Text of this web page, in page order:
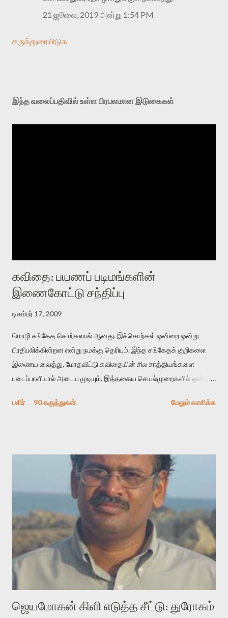
21 ஜூலை, 2019 அன்று 1:54 PM
கருத்துரையிடுக
இந்த வலைப்பதிவில் உள்ள பிரபலமான இடுகைகள்
கவிதை: பயணப் படிமங்களின்
இணைகோட்டு சந்திப்பு
டிசம்பர் 17, 2009
மொழி சங்கேத சொற்களால் ஆனது. இச்சொற்கள் ஒன்றை ஒன்று
பிரதிபலிக்கின்றன என்று நமக்கு தெரியும். இந்த சங்கேதக் குறிகளை
இணைய வைத்து, மோதவிட்டு கவிதையின் சில சாத்தியங்களை
படைப்பாளியால் அடைய முடியும். இத்தகைய செயல்முறைகளில் ஒன்றை
காலத்தில் ஜாலவித்தைக்காரர்கள் வந்து போன பின் அவர்களின்
அதிகமாக்கும். கொல்லாது. ஒரு கனவை மீட்டெடுப்பதன் நோக்கம்
என்னவாக இருக்கும்? கவிதையின் அரூப இயக்கத்தை பொதுவயமாக
வடிக்க முயல்வதும் அதற்கே. கோயில் கருவறையின்
மென்வெளிச்சத்தில் நுண்பேசியின் படக்கருவியை இயக்கி சாத்தி
வைத்து விட்டு இயக்கத்தை அறிவோம். அறிதல் அபச்சாரமில்லை.
பயணப் படிமம் என்பது காக்னிடிவ் பொயடிக்ஸ் எனும் சமகால
விமர்சனத்தின் ஒரு முக்கிய கருவி. இக்கருவியை மனுஷ்யபுத்திரனின்
“காலை வணக்கங்கள்” எனும் ஒரு கவிதையில் சொருகப் போகிறோம்.
முதலில் கருவியை பழகுவோம். அன்றாட மொழியில் ஒன்று ம...
பகிர் 90 கருத்துகள் மேலும் வாசிக்க
ஜெயமோகன் கிளி எடுத்த சீட்டு: துரோகம்